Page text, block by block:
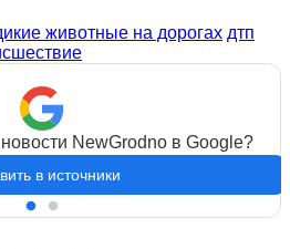
животные на дорогах дтп
NewGrodno в Google?
в источники